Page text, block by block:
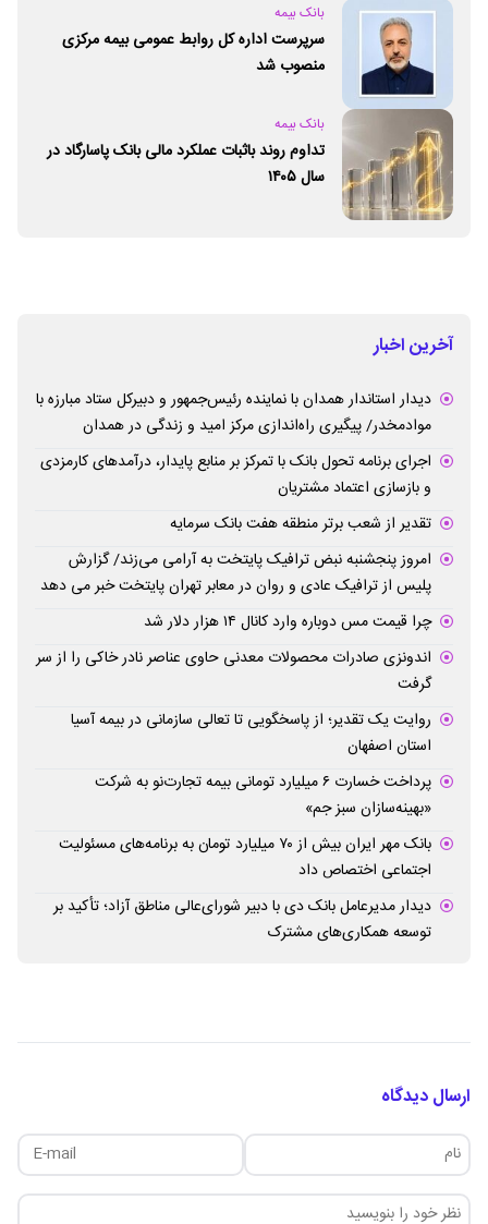
بانک بیمه
سرپرست اداره کل روابط عمومی بیمه مرکزی
منصوب شد
بانک بیمه
تداوم روند باثبات عملکرد مالی بانک پاسارگاد در
سال ۱۴۰۵
آخرین اخبار
دیدار استاندار همدان با نماینده رئیس‌جمهور و دبیرکل ستاد مبارزه با
موادمخدر/ پیگیری راه‌اندازی مرکز امید و زندگی در همدان
اجرای برنامه تحول بانک با تمرکز بر منابع پایدار، درآمدهای کارمزدی
و بازسازی اعتماد مشتریان
تقدیر از شعب برتر منطقه هفت بانک سرمایه
امروز پنجشنبه نبض ترافیک پایتخت به آرامی می‌زند/ گزارش
پلیس از ترافیک عادی و روان در معابر تهران پایتخت خبر می دهد
چرا قیمت مس دوباره وارد کانال ۱۴ هزار دلار شد
اندونزی صادرات محصولات معدنی حاوی عناصر نادر خاکی را از سر
گرفت
روایت یک تقدیر؛ از پاسخگویی تا تعالی سازمانی در بیمه آسیا
استان اصفهان
پرداخت خسارت ۶ میلیارد تومانی بیمه تجارت‌نو به شرکت
«بهینه‌سازان سبز جم»
بانک مهر ایران بیش از ۷۰ میلیارد تومان به برنامه‌های مسئولیت
اجتماعی اختصاص داد
دیدار مدیرعامل بانک دی با دبیر شورای‌عالی مناطق آزاد؛ تأکید بر
توسعه همکاری‌های مشترک
ارسال دیدگاه